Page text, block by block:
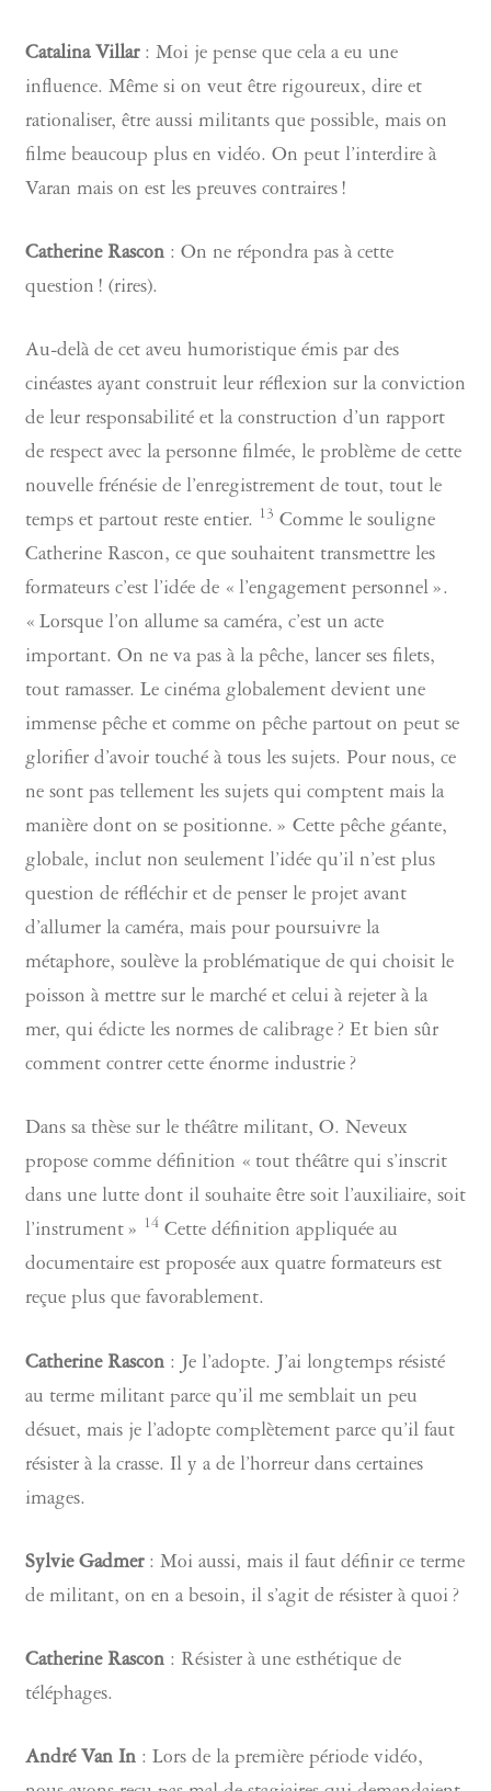
Catalina Villar: Moi je pense que cela a eu une
influence. Même si on veut être rigoureux, dire et
rationaliser, être aussi militants que possible, mais on
filme beaucoup plus en vidéo. On peut l’interdire à
Varan mais on est les preuves contraires !
Catherine Rascon: On ne répondra pas à cette
question ! (rires).
Au-delà de cet aveu humoristique émis par des
cinéastes ayant construit leur réflexion sur la conviction
de leur responsabilité et la construction d’un rapport
de respect avec la personne filmée, le problème de cette
nouvelle frénésie de l’enregistrement de tout, tout le
temps et partout reste entier.
13 Comme le souligne
Catherine Rascon, ce que souhaitent transmettre les
formateurs c’est l’idée de « l’engagement personnel ».
« Lorsque l’on allume sa caméra, c’est un acte
important. On ne va pas à la pêche, lancer ses filets,
tout ramasser. Le cinéma globalement devient une
immense pêche et comme on pêche partout on peut se
glorifier d’avoir touché à tous les sujets. Pour nous, ce
ne sont pas tellement les sujets qui comptent mais la
manière dont on se positionne. » Cette pêche géante,
globale, inclut non seulement l’idée qu’il n’est plus
question de réfléchir et de penser le projet avant
d’allumer la caméra, mais pour poursuivre la
métaphore, soulève la problématique de qui choisit le
poisson à mettre sur le marché et celui à rejeter à la
mer, qui édicte les normes de calibrage ? Et bien sûr
comment contrer cette énorme industrie ?
Dans sa thèse sur le théâtre militant, O. Neveux
propose comme définition « tout théâtre qui s’inscrit
dans une lutte dont il souhaite être soit l’auxiliaire, soit
l’instrument »
14 Cette définition appliquée au
documentaire est proposée aux quatre formateurs est
reçue plus que favorablement.
Catherine Rascon: Je l’adopte. J’ai longtemps résisté
au terme militant parce qu’il me semblait un peu
désuet, mais je l’adopte complètement parce qu’il faut
résister à la crasse. Il y a de l’horreur dans certaines
images.
Sylvie Gadmer: Moi aussi, mais il faut définir ce terme
de militant, on en a besoin, il s’agit de résister à quoi ?
Catherine Rascon: Résister à une esthétique de
téléphages.
André Van In: Lors de la première période vidéo,